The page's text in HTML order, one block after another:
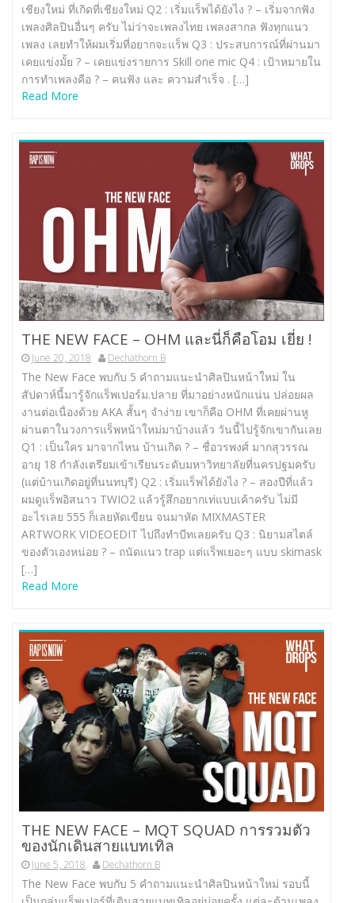
เชียงใหม่ ที่เกิดที่เชียงใหม่ Q2 : เริ่มแร็พได้ยังไง ? – เริ่มจากฟัง
เพลงศิลปินอื่นๆ ครับ ไม่ว่าจะเพลงไทย เพลงสากล ฟังทุกแนว
เพลง เลยทำให้ผมเริ่มที่อยากจะแร็พ Q3 : ประสบการณ์ที่ผ่านมา
เคยแข่งมั้ย ? – เคยแข่งรายการ Skill one mic Q4 : เป้าหมายใน
การทำเพลงคือ ? – คนฟัง และ ความสำเร็จ . […]
Read More
THE NEW FACE – OHM และนี่ก็คือโอม เยี่ย !
June 20, 2018 Dechathorn B
The New Face พบกับ 5 คำถามแนะนำศิลปินหน้าใหม่ ใน
สัปดาห์นี้มารู้จักแร็พเปอร์ม.ปลาย ที่มาอย่างหนักแน่น ปล่อยผล
งานต่อเนื่องด้วย AKA สั้นๆ จำง่าย เขาก็คือ OHM ที่เคยผ่านหู
ผ่านตาในวงการแร็พหน้าใหม่มาบ้างแล้ว วันนี้ไปรู้จักเขากันเลย
Q1 : เป็นใคร มาจากไหน บ้านเกิด ? – ชื่อวรพงศ์ มากสุวรรณ
อายุ 18 กำลังเตรียมเข้าเรียนระดับมหาวิทยาลัยที่นครปฐมครับ
(แต่บ้านเกิดอยู่ที่นนทบุรี) Q2 : เริ่มแร็พได้ยังไง ? – สองปีที่แล้ว
ผมดูแร็พอิสนาว TWIO2 แล้วรู้สึกอยากเท่แบบเค้าครับ ไม่มี
อะไรเลย 555 ก็เลยหัดเขียน จนมาหัด MIXMASTER
ARTWORK VIDEOEDIT ไปถึงทำบีทเลยครับ Q3 : นิยามสไตล์
ของตัวเองหน่อย ? – ถนัดแนว trap แต่แร็พเยอะๆ แบบ skimask
[…]
Read More
THE NEW FACE – MQT SQUAD การรวมตัว
ของนักเดินสายแบทเทิล
June 5, 2018 Dechathorn B
The New Face พบกับ 5 คำถามแนะนำศิลปินหน้าใหม่ รอบนี้